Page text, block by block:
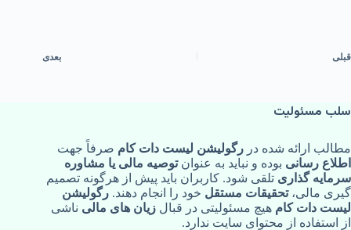
قبلی بعدی
سلب مسئولیت
مطالب ارائه‌ شده در رگولیشن لیست دات کام صرفاً جهت
اطلاع‌ رسانی بوده و نباید به‌ عنوانتوصیه مالی یا مشاوره
سرمایه‌ گذاری تلقی شود. کاربران باید پیش از هرگونه تصمیم‌
گیری مالی،تحقیقات مستقل خود را انجام دهند. رگولیشن
لیست دات کام هیچ مسئولیتی در قبال زیان‌ های مالی ناشی
از استفاده از محتوای سایت ندارد.